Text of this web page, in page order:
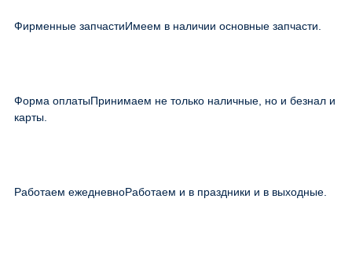
Фирменные запчастиИмеем в наличии основные запчасти.
Форма оплатыПринимаем не только наличные, но и безнал и
карты.
Работаем ежедневноРаботаем и в праздники и в выходные.